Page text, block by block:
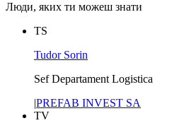
Люди, яких ти можеш знати
TS
Tudor Sorin
Sef Departament Logistica
|PREFAB INVEST SA
TV